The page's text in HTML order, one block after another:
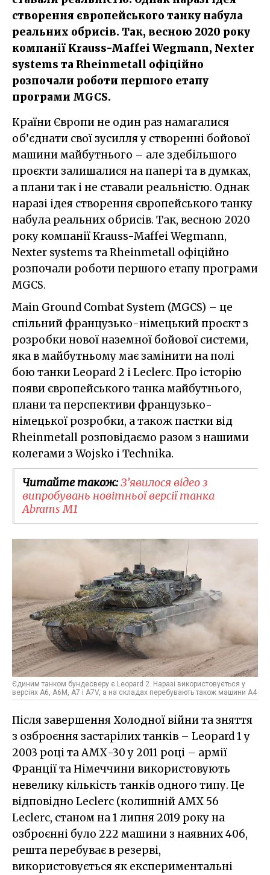
створення європейського танку набула
реальних обрисів. Так, весною 2020 року
компанії Krauss-Maffei Wegmann, Nexter
systems та Rheinmetall офіційно
розпочали роботи першого етапу
програми MGCS.
Країни Європи не один раз намагалися
об’єднати свої зусилля у створенні бойової
машини майбутнього – але здебільшого
проєкти залишалися на папері та в думках,
а плани так і не ставали реальністю. Однак
наразі ідея створення європейського танку
набула реальних обрисів. Так, весною 2020
року компанії Krauss-Maffei Wegmann,
Nexter systems та Rheinmetall офіційно
розпочали роботи першого етапу програми
MGCS.
Main Ground Combat System (MGCS) – це
спільний французько-німецький проєкт з
розробки нової наземної бойової системи,
яка в майбутньому має замінити на полі
бою танки Leopard 2 і Leclerc. Про історію
появи європейського танка майбутнього,
плани та перспективи французько-
німецької розробки, а також пастки від
Rheinmetall розповідаємо разом з нашими
колегами з Wojsko i Technika.
Читайте також:З’явилося відео з
випробувань новітньої версії танка
Abrams М1
Єдиним танком бундесверу є Leopard 2. Наразі використовується у
версіях А6, А6М, А7 і А7V, а на складах перебувають також машини А4
Після завершення Холодної війни та зняття
з озброєння застарілих танків – Leopard 1 у
2003 році та АМХ-30 у 2011 році – армії
Франції та Німеччини використовують
невелику кількість танків одного типу. Це
відповідно Leclerc (колишній АМХ 56
Leclerc, станом на 1 липня 2019 року на
озброєнні було 222 машини з наявних 406,
решта перебуває в резерві,
використовується як експериментальні